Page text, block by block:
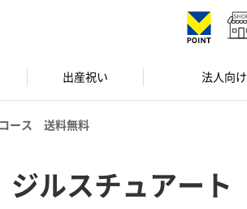
出産祝い 法人向け
ース 送料無料
ルスチュアート